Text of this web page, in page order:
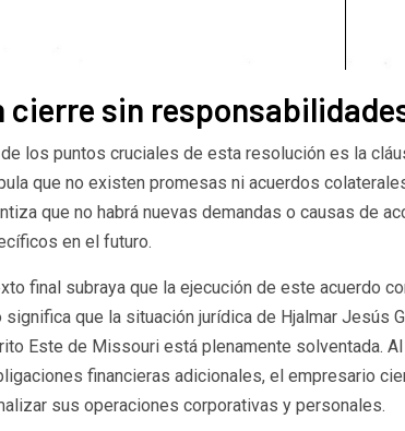
cierre sin
los puntos cruciales de esta resolución es la
que no existen promesas ni acuerdos
que no habrá nuevas demandas o causas de
en el futuro.
final subraya que la ejecución de este acuerdo
significa que la situación jurídica de Hjalmar Jesús
Este de Missouri está plenamente solventada.
financieras adicionales, el empresario
sus operaciones corporativas y personales.